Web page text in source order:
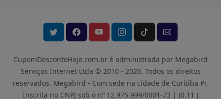
CupomDescontoHoje.com.br é administrada por Megabird
Serviços Internet Ltda © 2010 - 2026. Todos os direitos
reservados. Megabird - Com sede na cidade de Curitiba Pr.
Inscrita no CNPJ sob o nº 12.975.999/0001-73 | (0.11 )